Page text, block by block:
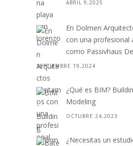
ABRIL 9,2025
En Dolmen
con una profesional
como Passivhaus
SEPTIEMBRE 19,2024
¿Qué es BIM?
Modeling
OCTUBRE 24,2023
¿Necesitas un